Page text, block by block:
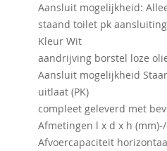
Aansluit mogelijkheid:
staand toilet pk
Kleur Wit
aandrijving borstel loze
Aansluit mogelijkheid
uitlaat (PK)
compleet geleverd met
Afmetingen l x d x h
Afvoercapaciteit